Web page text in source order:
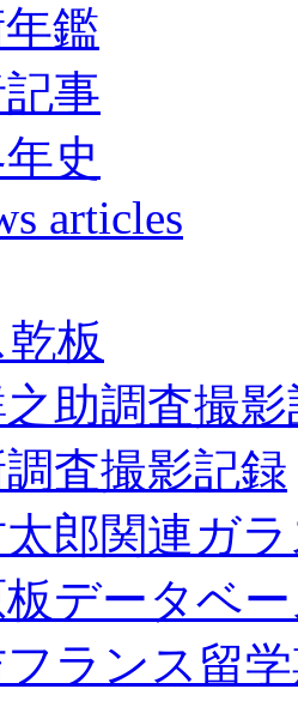
鑑
事
史
articles
板
助調査撮
査撮影記録
郎関連ガ
データベ
ランス留